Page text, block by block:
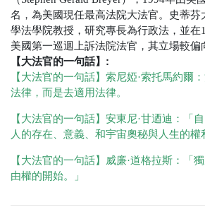
名，為美國現任最高法院大法官。史蒂芬
學法學院教授，研究專長為行政法，並在
美國第一巡迴上訴法院法官，其立場較偏
【大法官的一句話】:
【大法官的一句話】索尼婭·索托馬約爾
法律，而是去適用法律。
【大法官的一句話】安東尼·甘迺迪：「
人的存在、意義、和宇宙奧秘與人生的權
【大法官的一句話】威廉·道格拉斯：「
由權的開始。」